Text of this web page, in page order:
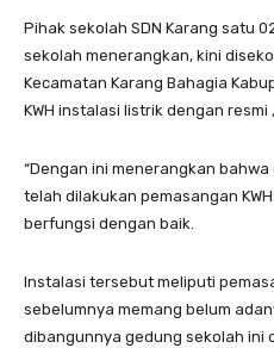
Pihak sekolah SDN Karang satu
sekolah menerangkan, kini
Kecamatan Karang Bahagia
KWH instalasi listrik dengan
“Dengan ini menerangkan
telah dilakukan pemasangan
berfungsi dengan baik.
Instalasi tersebut meliputi
sebelumnya memang belum
dibangunnya gedung sekolah ini